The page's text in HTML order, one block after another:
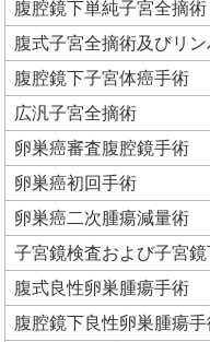
腹腔鏡下単純子宮全摘術
腹式子宮全摘術及びリ
腹腔鏡下子宮体癌手術
広汎子宮全摘術
卵巣癌審査腹腔鏡手術
卵巣癌初回手術
卵巣癌二次腫瘍減量術
子宮鏡検査および子宮
腹式良性卵巣腫瘍手術
腹腔鏡下良性卵巣腫瘍手